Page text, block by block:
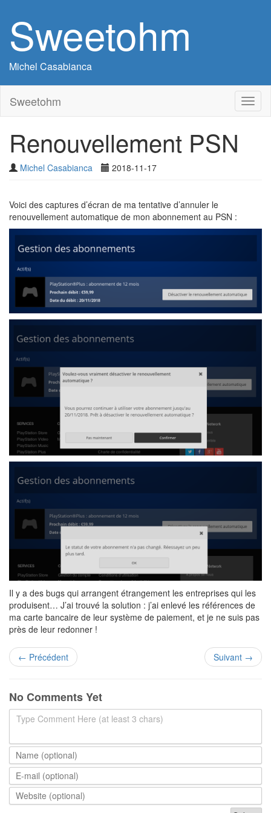
Sweetohm
Michel Casabianca
Sweetohm
Renouvellement PSN
Michel Casabianca 2018-11-17
Voici des captures d’écran de ma tentative d’annuler le
renouvellement automatique de mon abonnement au PSN :
Il y a des bugs qui arrangent étrangement les entreprises qui les
produisent… J’ai trouvé la solution : j’ai enlevé les références de
ma carte bancaire de leur système de paiement, et je ne suis pas
près de leur redonner !
← Précédent Suivant →
No Comments Yet
Type Comment Here (at least 3 chars)